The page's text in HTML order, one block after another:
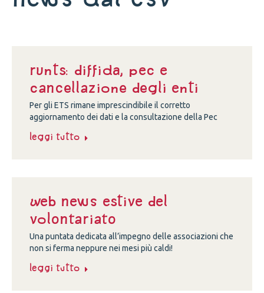
Runts: diffida, Pec e
cancellazione degli enti
Per gli ETS rimane imprescindibile il corretto
aggiornamento dei dati e la consultazione della Pec
Leggi tutto
Web news estive del
volontariato
Una puntata dedicata all’impegno delle associazioni che
non si ferma neppure nei mesi più caldi!
Leggi tutto